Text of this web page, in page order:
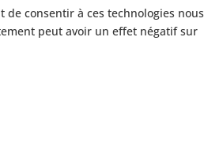
consentir à ces technologies nous
peut avoir un effet négatif sur